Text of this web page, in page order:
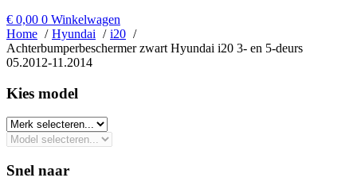
€ 0,00 0 Winkelwagen
Home
Hyundai
i20
Achterbumperbeschermer zwart Hyundai i20 3- en 5-deurs
05.2012-11.2014
Kies model​
Snel naar